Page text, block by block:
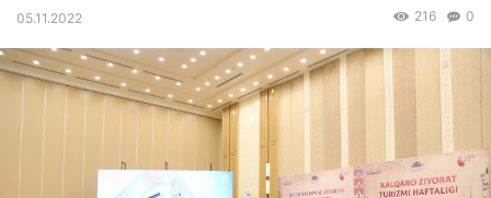
05.11.2022 0
216